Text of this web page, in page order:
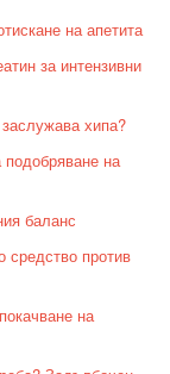
на апетита
за интензивни
хипа?
на
баланс
средство против
на